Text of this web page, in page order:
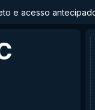
e acesso